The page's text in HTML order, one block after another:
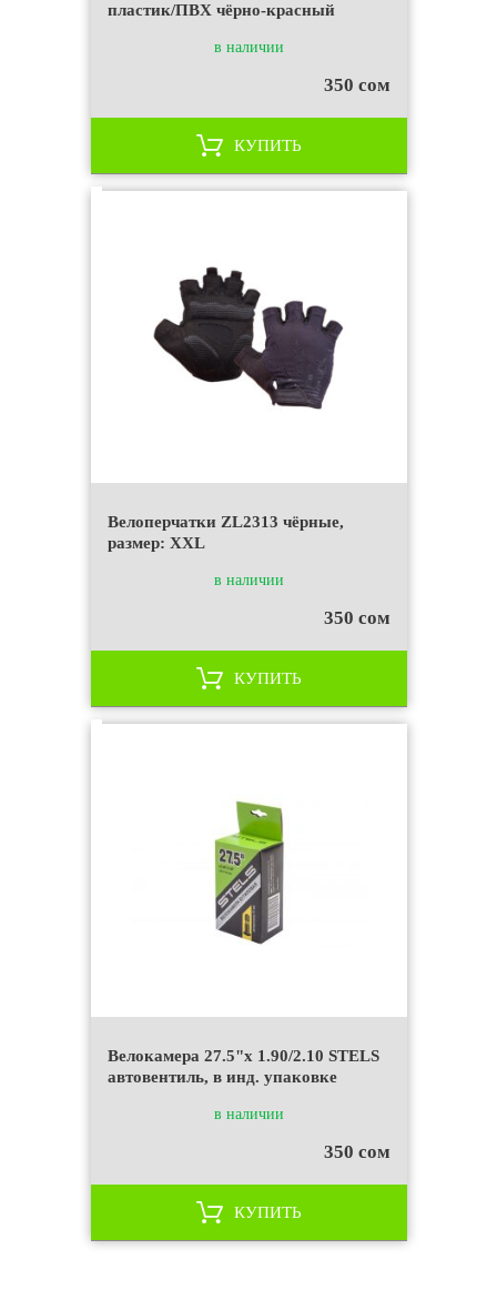
пластик/ПВХ чёрно-красный
в наличии
350 сом
КУПИТЬ
Велоперчатки ZL2313 чёрные,
размер: XXL
в наличии
350 сом
КУПИТЬ
Велокамера 27.5"x 1.90/2.10 STELS
автовентиль, в инд. упаковке
в наличии
350 сом
КУПИТЬ